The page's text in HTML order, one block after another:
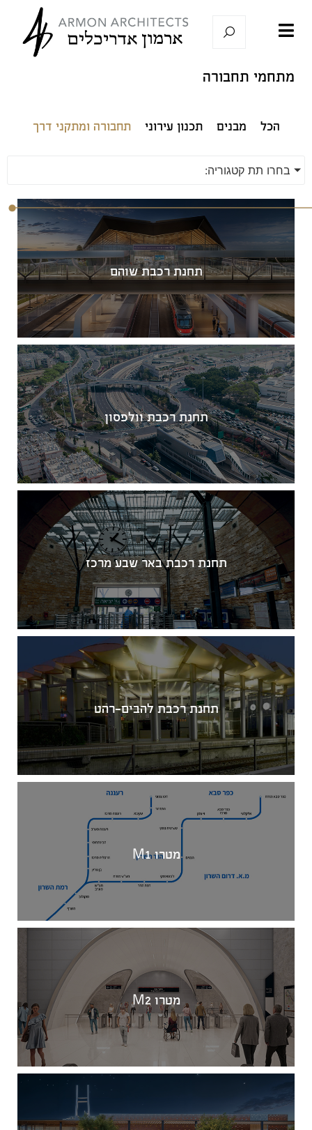
מתחמי תחבורה
הכל מבנים תכנון עירוני תחבורה ומתקני דרך
בחרו תת קטגוריה:
תחנת רכבת שוהם
תחנת רכבת וולפסון
תחנת רכבת באר שבע מרכז
תחנת רכבת להבים-רהט
מטרו M1
מטרו M2